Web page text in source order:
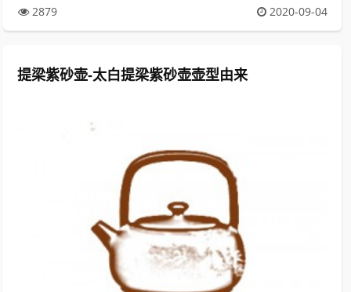
2879 2020-09-04
提梁紫砂壶-太白提梁紫砂壶壶型由来